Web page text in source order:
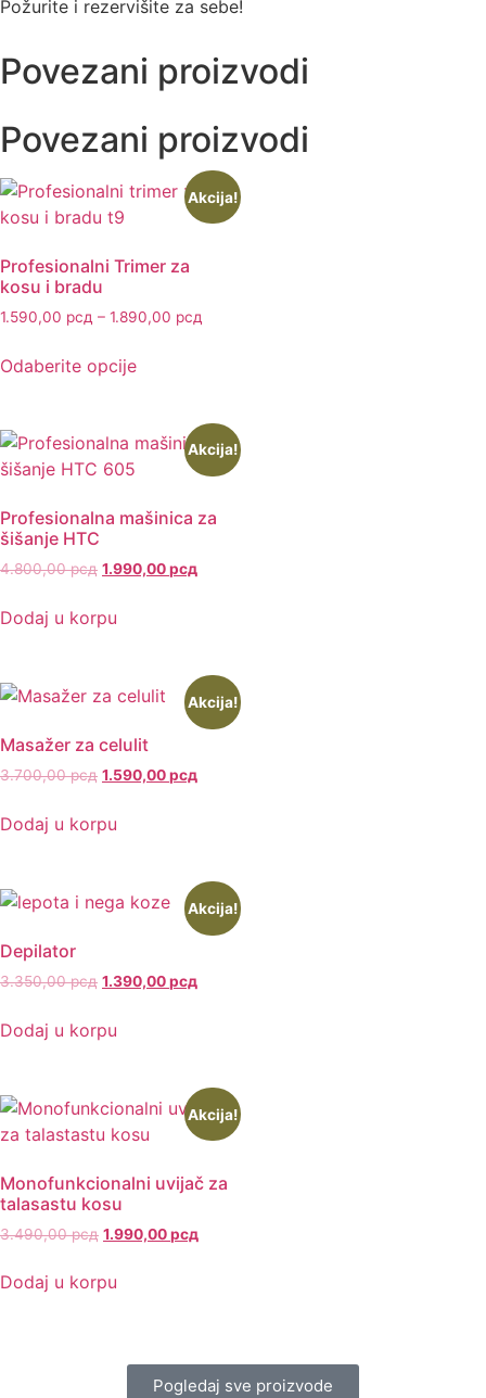
Požurite i rezervišite za sebe!
Povezani proizvodi
Povezani proizvodi
Akcija!
Profesionalni Trimer za
kosu i bradu
1.590,00 рсд – 1.890,00 рсд
Odaberite opcije
Akcija!
Profesionalna mašinica za
šišanje HTC
4.800,00рсд 1.990,00рсд
Dodaj u korpu
Akcija!
Masažer za celulit
3.700,00рсд 1.590,00рсд
Dodaj u korpu
Akcija!
Depilator
3.350,00рсд 1.390,00рсд
Dodaj u korpu
Akcija!
Monofunkcionalni uvijač za
talasastu kosu
3.490,00рсд 1.990,00рсд
Dodaj u korpu
Pogledaj sve proizvode